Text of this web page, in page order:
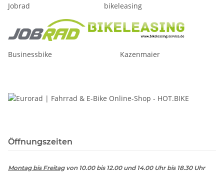
Jobrad bikeleasing
Businessbike Kazenmaier
Öffnungszeiten
Montag bis Freitagvon 10.00 bis 12.00 und 14.00 Uhr bis 18.30 Uhr